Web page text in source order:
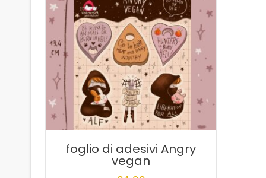
foglio di adesivi Angry
vegan